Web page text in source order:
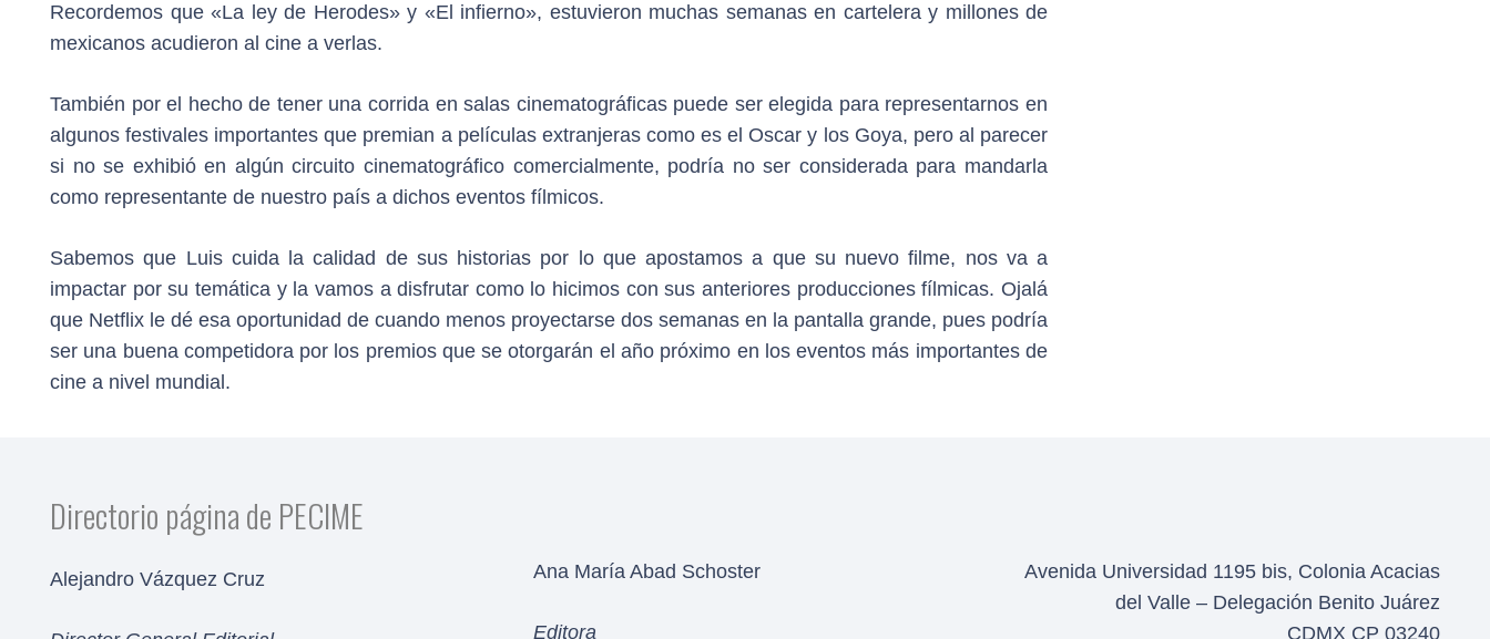
Recordemos que «La ley de Herodes» y «El infierno», estuvieron muchas semanas en cartelera y millones de
mexicanos acudieron al cine a verlas.
También por el hecho de tener una corrida en salas cinematográficas puede ser elegida para representarnos en
algunos festivales importantes que premian a películas extranjeras como es el Oscar y los Goya, pero al parecer
si no se exhibió en algún circuito cinematográfico comercialmente, podría no ser considerada para mandarla
como representante de nuestro país a dichos eventos fílmicos.
Sabemos que Luis cuida la calidad de sus historias por lo que apostamos a que su nuevo filme, nos va a
impactar por su temática y la vamos a disfrutar como lo hicimos con sus anteriores producciones fílmicas. Ojalá
que Netflix le dé esa oportunidad de cuando menos proyectarse dos semanas en la pantalla grande, pues podría
ser una buena competidora por los premios que se otorgarán el año próximo en los eventos más importantes de
cine a nivel mundial.
Directorio página de PECIME
Alejandro Vázquez Cruz Ana María Abad Schoster
Editora
Avenida Universidad 1195 bis, Colonia Acacias
del Valle – Delegación Benito Juárez
CDMX CP 03240